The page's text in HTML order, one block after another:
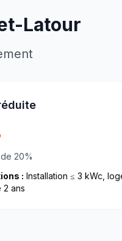
Latour
20%
: Installation ≤ 3 kWc,
2 ans